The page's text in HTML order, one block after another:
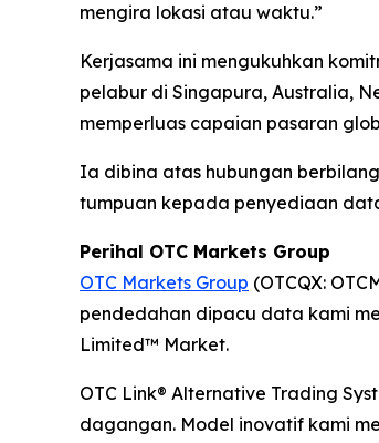
mengira lokasi atau waktu.”
Kerjasama ini mengukuhkan
pelabur di Singapura, Australia,
memperluas capaian pasaran
Ia dibina atas hubungan
tumpuan kepada penyediaan
Perihal OTC Markets Group
OTC Markets Group (OTCQX:
pendedahan dipacu data kami
Limited™ Market.
OTC Link® Alternative Trading
dagangan. Model inovatif kami